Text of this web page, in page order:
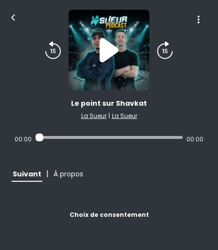
Le point sur Shavkat
La Sueur | La Sueur
00:00 00:00
Suivant | À propos
Choix de consentement